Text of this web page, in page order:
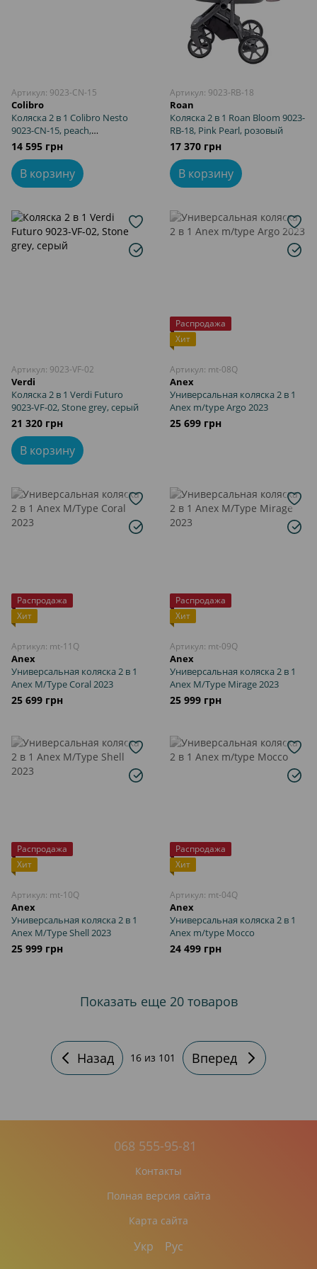
Артикул: 9023-CN-15
Colibro
Коляска 2 в 1 Colibro Nesto
9023-CN-15, peach,
коралловый
14 595 грн
В корзину
Артикул: 9023-RB-18
Roan
Коляска 2 в 1 Roan Bloom 9023-
RB-18, Pink Pearl, розовый
17 370 грн
В корзину
Артикул: 9023-VF-02
Verdi
Коляска 2 в 1 Verdi Futuro
9023-VF-02, Stone grey, серый
21 320 грн
В корзину
Распродажа
Хит
Артикул: mt-08Q
Anex
Универсальная коляска 2 в 1
Anex m/type Argo 2023
25 699 грн
Распродажа
Хит
Артикул: mt-11Q
Anex
Универсальная коляска 2 в 1
Anex M/Type Coral 2023
25 699 грн
Распродажа
Хит
Артикул: mt-09Q
Anex
Универсальная коляска 2 в 1
Anex M/Type Mirage 2023
25 999 грн
Распродажа
Хит
Артикул: mt-10Q
Anex
Универсальная коляска 2 в 1
Anex M/Type Shell 2023
25 999 грн
Распродажа
Хит
Артикул: mt-04Q
Anex
Универсальная коляска 2 в 1
Anex m/type Mocco
24 499 грн
Показать еще 20 товаров
Назад 16 из 101 Вперед
068 555-95-81
Контакты
Полная версия сайта
Карта сайта
Укр Рус